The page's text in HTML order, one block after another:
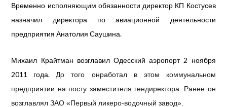
Временно исполняющим обязанности директор КП Костусев
назначил директора по авиационной деятельности
предприятия Анатолия Саушина.
Михаил Крайтман возглавил Одесский аэропорт 2 ноября
2011 года. До того онработал в этом коммунальном
предприятии на посту заместителя гендиректора. Ранее он
возглавлял ЗАО «Первый ликеро-водочный завод».